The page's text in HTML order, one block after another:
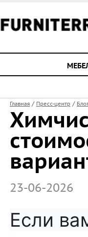
Главная / Пресс-центр /
23-06-2026
Если